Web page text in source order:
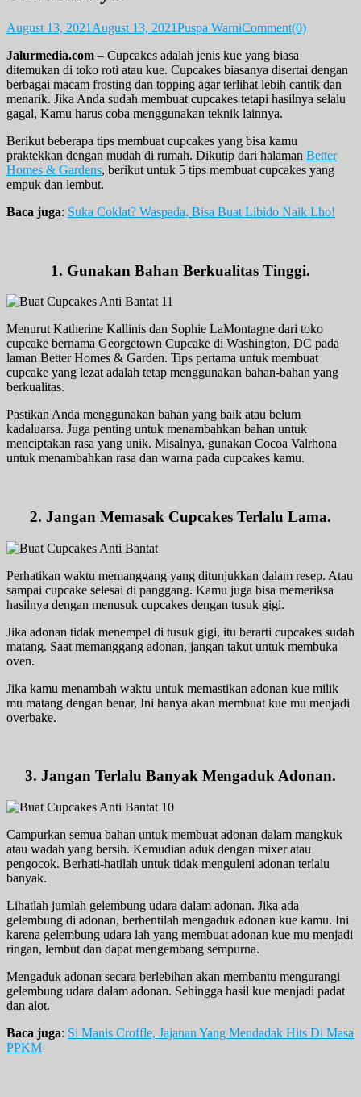
August 13, 2021 August 13, 2021Puspa WarniComment(0)
Jalurmedia.com – Cupcakes adalah jenis kue yang biasa
ditemukan di toko roti atau kue. Cupcakes biasanya disertai dengan
berbagai macam frosting dan topping agar terlihat lebih cantik dan
menarik. Jika Anda sudah membuat cupcakes tetapi hasilnya selalu
gagal, Kamu harus coba menggunakan teknik lainnya.
Berikut beberapa tips membuat cupcakes yang bisa kamu
praktekkan dengan mudah di rumah. Dikutip dari halaman Better
Homes & Gardens, berikut untuk 5 tips membuat cupcakes yang
empuk dan lembut.
Baca juga: Suka Coklat? Waspada, Bisa Buat Libido Naik Lho!
1. Gunakan Bahan Berkualitas Tinggi.
Menurut Katherine Kallinis dan Sophie LaMontagne dari toko
cupcake bernama Georgetown Cupcake di Washington, DC pada
laman Better Homes & Garden. Tips pertama untuk membuat
cupcake yang lezat adalah tetap menggunakan bahan-bahan yang
berkualitas.
Pastikan Anda menggunakan bahan yang baik atau belum
kadaluarsa. Juga penting untuk menambahkan bahan untuk
menciptakan rasa yang unik. Misalnya, gunakan Cocoa Valrhona
untuk menambahkan rasa dan warna pada cupcakes kamu.
2. Jangan Memasak Cupcakes Terlalu Lama.
Perhatikan waktu memanggang yang ditunjukkan dalam resep. Atau
sampai cupcake selesai di panggang. Kamu juga bisa memeriksa
hasilnya dengan menusuk cupcakes dengan tusuk gigi.
Jika adonan tidak menempel di tusuk gigi, itu berarti cupcakes sudah
matang. Saat memanggang adonan, jangan takut untuk membuka
oven.
Jika kamu menambah waktu untuk memastikan adonan kue milik
mu matang dengan benar, Ini hanya akan membuat kue mu menjadi
overbake.
3. Jangan Terlalu Banyak Mengaduk Adonan.
Campurkan semua bahan untuk membuat adonan dalam mangkuk
atau wadah yang bersih. Kemudian aduk dengan mixer atau
pengocok. Berhati-hatilah untuk tidak menguleni adonan terlalu
banyak.
Lihatlah jumlah gelembung udara dalam adonan. Jika ada
gelembung di adonan, berhentilah mengaduk adonan kue kamu. Ini
karena gelembung udara lah yang membuat adonan kue mu menjadi
ringan, lembut dan dapat mengembang sempurna.
Mengaduk adonan secara berlebihan akan membantu mengurangi
gelembung udara dalam adonan. Sehingga hasil kue menjadi padat
dan alot.
Baca juga: Si Manis Croffle, Jajanan Yang Mendadak Hits Di Masa
PPKM